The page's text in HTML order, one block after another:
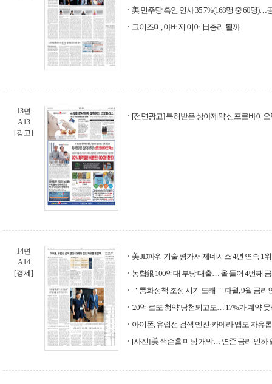
美 민주당 흑인 연사 35.7%(168명 중 60명)…
고이즈미, 아버지 이어 日총리 될까
13면
A13
[광고]
[전면광고] 특허받은 상아제약 신프로바이오
14면
A14
[경제]
美 JD파워 기술 평가서 제네시스 4년 연속 1위
농협銀 100억대 부당 대출… 올 들어 4번째
＂통화정책 조정 시기 도래＂ 파월, 9월 금리
'20억 로또 청약' 당첨되고도… 17%가 계약 못
아이폰, 유럽선 검색 엔진·카메라 앱도 자유
[사진] 美 잭슨홀 미팅 개막… 연준 금리 인하